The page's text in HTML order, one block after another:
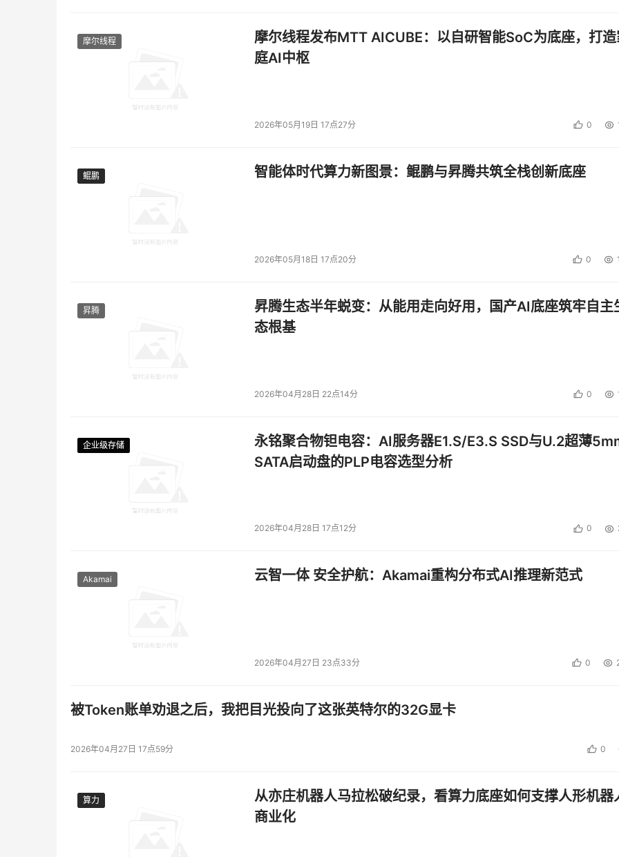
摩尔线程
摩尔线程发布MTT AICUBE：以自研智能SoC为底座，打
庭AI中枢
2026年05月19日 17点27分 0
鲲鹏
鲲鹏 智能体时代算力新图景：鲲鹏与昇腾共筑全栈创新底座
2026年05月18日 17点20分 0
昇腾
昇腾生态半年蜕变：从能用走向好用，国产AI底座筑牢自主
态根基
2026年04月28日 22点14分 0
企业级存储
企业级存储
企业级存储
企业级存储
永铭聚合物钽电容：AI服务器E1.S/E3.S SSD与U.2超薄
SATA启动盘的PLP电容选型分析
2026年04月28日 17点12分 0
Akamai 云智一体 安全护航：Akamai重构分布式AI推理新范式
2026年04月27日 23点33分 0
被Token账单劝退之后，我把目光投向了这张英特尔的32G显卡
2026年04月27日 17点59分 0
算力
算力
从亦庄机器人马拉松破纪录，看算力底座如何支撑人形机器
商业化